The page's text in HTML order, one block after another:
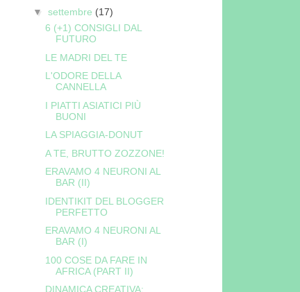
▼ settembre (17)
6 (+1) CONSIGLI DAL
FUTURO
LE MADRI DEL TE
L'ODORE DELLA
CANNELLA
I PIATTI ASIATICI PIÙ
BUONI
LA SPIAGGIA-DONUT
A TE, BRUTTO ZOZZONE!
ERAVAMO 4 NEURONI AL
BAR (II)
IDENTIKIT DEL BLOGGER
PERFETTO
ERAVAMO 4 NEURONI AL
BAR (I)
100 COSE DA FARE IN
AFRICA (PART II)
DINAMICA CREATIVA: